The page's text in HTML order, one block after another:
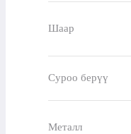
Шаар
Суроо берүү
Металл